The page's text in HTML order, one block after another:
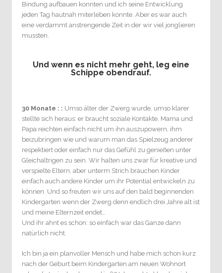
Bindung aufbauen konnten und ich seine Entwicklung
jeden Tag hautnah miterleben konnte. Aber es war auch
eine verdammt anstrengende Zeit in der wir viel jonglieren
mussten.
Und wenn es nicht mehr geht, leg eine
Schippe obendrauf.
30 Monate : : Umso älter der Zwerg wurde, umso klarer
stellte sich heraus: er braucht soziale Kontakte. Mama und
Papa reichten einfach nicht um ihn auszupowern, ihm
beizubringen wie und warum man das Spielzeug anderer
respektiert oder einfach nur das Gefühl zu genießen unter
Gleichaltrigen zu sein. Wir halten uns zwar für kreative und
verspielte Eltern, aber unterm Strich brauchen Kinder
einfach auch andere Kinder um ihr Potential entwickeln zu
können. Und so freuten wir uns auf den bald beginnenden
Kindergarten wenn der Zwerg denn endlich drei Jahre alt ist
und meine Elternzeit endet…
Und ihr ahnt es schon: so einfach war das Ganze dann
natürlich nicht.
Ich bin ja ein planvoller Mensch und habe mich schon kurz
nach der Geburt beim Kindergarten am neuen Wohnort